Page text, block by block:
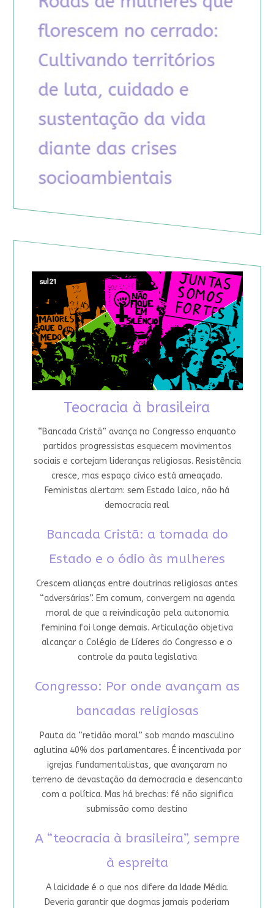
Teocracia à brasileira
“Bancada Cristã” avança no Congresso enquanto
partidos progressistas esquecem movimentos
sociais e cortejam lideranças religiosas. Resistência
cresce, mas espaço cívico está ameaçado.
Feministas alertam: sem Estado laico, não há
democracia real
Bancada Cristã: a tomada do
Estado e o ódio às mulheres
Crescem alianças entre doutrinas religiosas antes
“adversárias”. Em comum, convergem na agenda
moral de que a reivindicação pela autonomia
feminina foi longe demais. Articulação objetiva
alcançar o Colégio de Líderes do Congresso e o
controle da pauta legislativa
Congresso: Por onde avançam as
bancadas religiosas
Pauta da “retidão moral” sob mando masculino
aglutina 40% dos parlamentares. É incentivada por
igrejas fundamentalistas, que avançaram no
terreno de devastação da democracia e desencanto
com a política. Mas há brechas: fé não significa
submissão como destino
A “teocracia à brasileira”, sempre
à espreita
A laicidade é o que nos difere da Idade Média.
Deveria garantir que dogmas jamais poderiam